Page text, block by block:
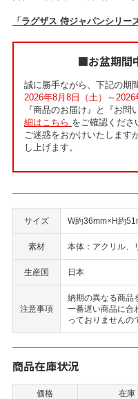
「ラグザス 侍ジャパンシリ
■お盆期間
誠に勝手ながら、下記の期
2026年8月8日（土）～2026
『商品のお届け』と『お問
細はこちら をご確認くださ
ご迷惑をおかけいたします
し上げます。
サイズ W約36mm×H約
素材 本体：アクリル、
生産国 日本
注意事項
納期の異なる商品
一番遅い商品に合
っておりませんの
商品在庫状況
価格 在庫